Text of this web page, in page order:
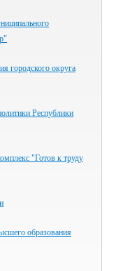
городского округа
Республики
"Готов к труду
образования